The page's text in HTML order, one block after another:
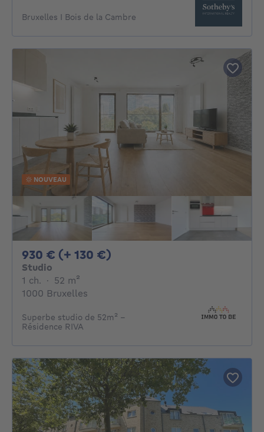
Bruxelles I Bois de la Cambre
NOUVEAU
930 € (+ 130 €)
Studio
1 ch. 1 chambre
· 52 m²
1000 Bruxelles
Superbe studio de 52m² -
Résidence RIVA